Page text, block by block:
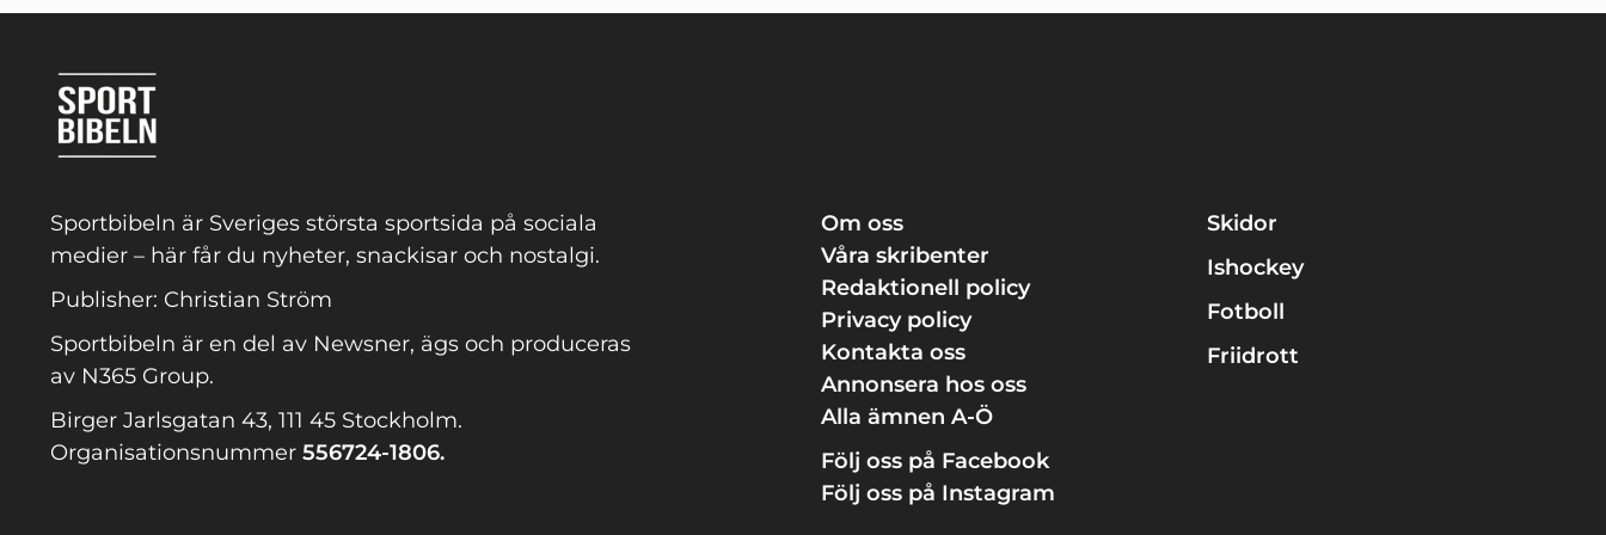
inlägg
Sportbibeln är Sveriges största sportsida på sociala
medier – här får du nyheter, snackisar och nostalgi.
Publisher: Christian Ström
Sportbibeln är en del av Newsner, ägs och produceras
av N365 Group.
Birger Jarlsgatan 43, 111 45 Stockholm.
Organisationsnummer 556724-1806.
Om oss
Våra skribenter
Redaktionell policy
Privacy policy
Kontakta oss
Annonsera hos oss
Alla ämnen A-Ö
Följ oss på Facebook
Följ oss på Instagram
Skidor
Ishockey
Fotboll
Friidrott